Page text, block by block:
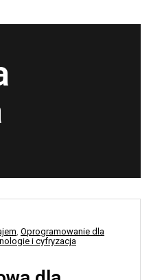
, Oprogramowanie dla
i cyfryzacja